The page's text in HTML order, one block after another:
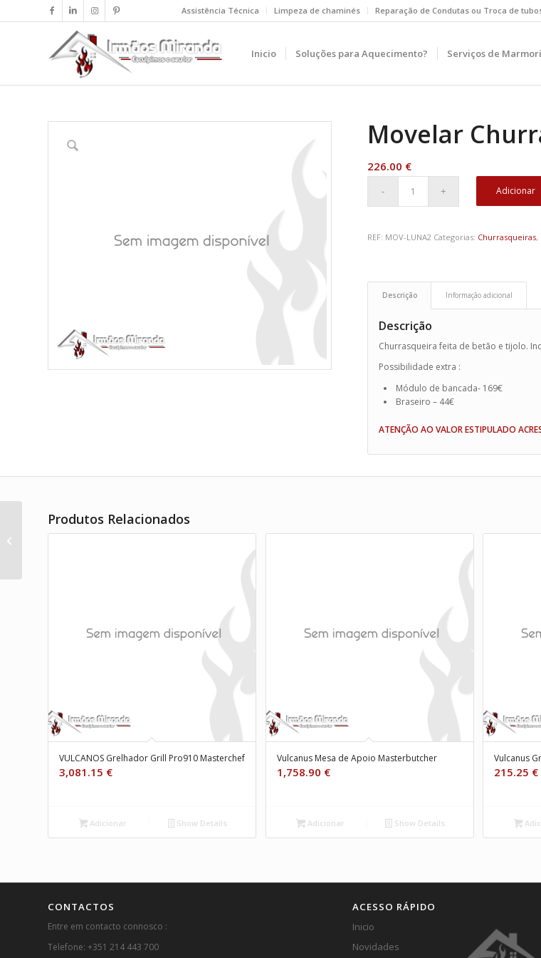
Assistência Técnica Limpeza de chaminés Reparação de Condutas ou Troca de
Inicio Soluções para Aquecimento? Serviços de
Movelar
226.00 €
Adicionar
REF: MOV-LUNA2 Categorias: Churrasqueiras,
Descrição Informação adicional
Descrição
Churrasqueira feita de betão e tijolo.
Possibilidade extra :
Módulo de bancada- 169€
Braseiro – 44€
ATENÇÃO AO VALOR ESTIPULADO
Produtos Relacionados
VULCANOS Grelhador Grill Pro910 Masterchef
3,081.15 €
Adicionar Show Details
Vulcanus Mesa de Apoio Masterbutcher
1,758.90 €
Adicionar Show Details
Vulcanus
215.25 €
CONTACTOS
Entre em contacto connosco :
Telefone: +351 214 443 700
ACESSO RÁPIDO
Inicio
Novidades